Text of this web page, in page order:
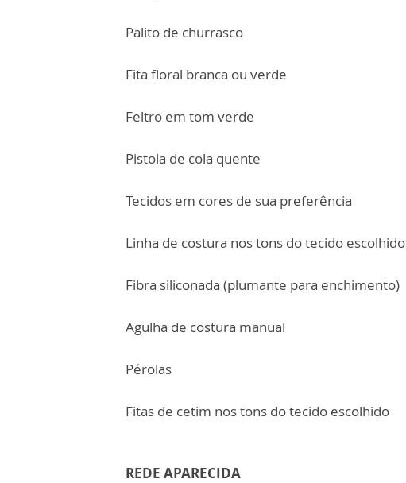
Palito de churrasco
Fita floral branca ou verde
Feltro em tom verde
Pistola de cola quente
Tecidos em cores de sua preferência
Linha de costura nos tons do tecido escolhido
Fibra siliconada (plumante para enchimento)
Agulha de costura manual
Pérolas
Fitas de cetim nos tons do tecido escolhido
REDE APARECIDA